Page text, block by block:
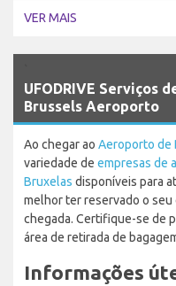
VER MAIS
UFODRIVE Serviços
Brussels Aeroporto
Ao chegar ao Aeroporto de
variedade de empresas de
Bruxelas disponíveis para
melhor ter reservado o seu
chegada. Certifique-se de
área de retirada de
Informações